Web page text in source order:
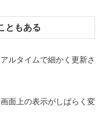
ともある
ルタイムで細かく更新さ
面上の表示がしばらく変